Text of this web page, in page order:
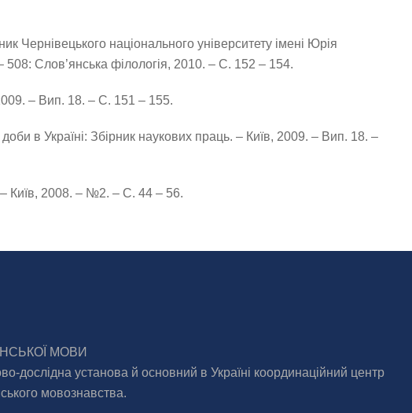
Чернівецького національного університету імені Юрія
508: Слов’янська філологія, 2010. – С. 152 – 154.
2009. – Вип. 18. – С. 151 – 155.
в Україні: Збірник наукових праць. – Київ, 2009. – Вип. 18. –
– Київ, 2008. – №2. – С. 44 – 56.
МОВИ
дослідна установа й основний в Україні координаційний центр
мовознавства.